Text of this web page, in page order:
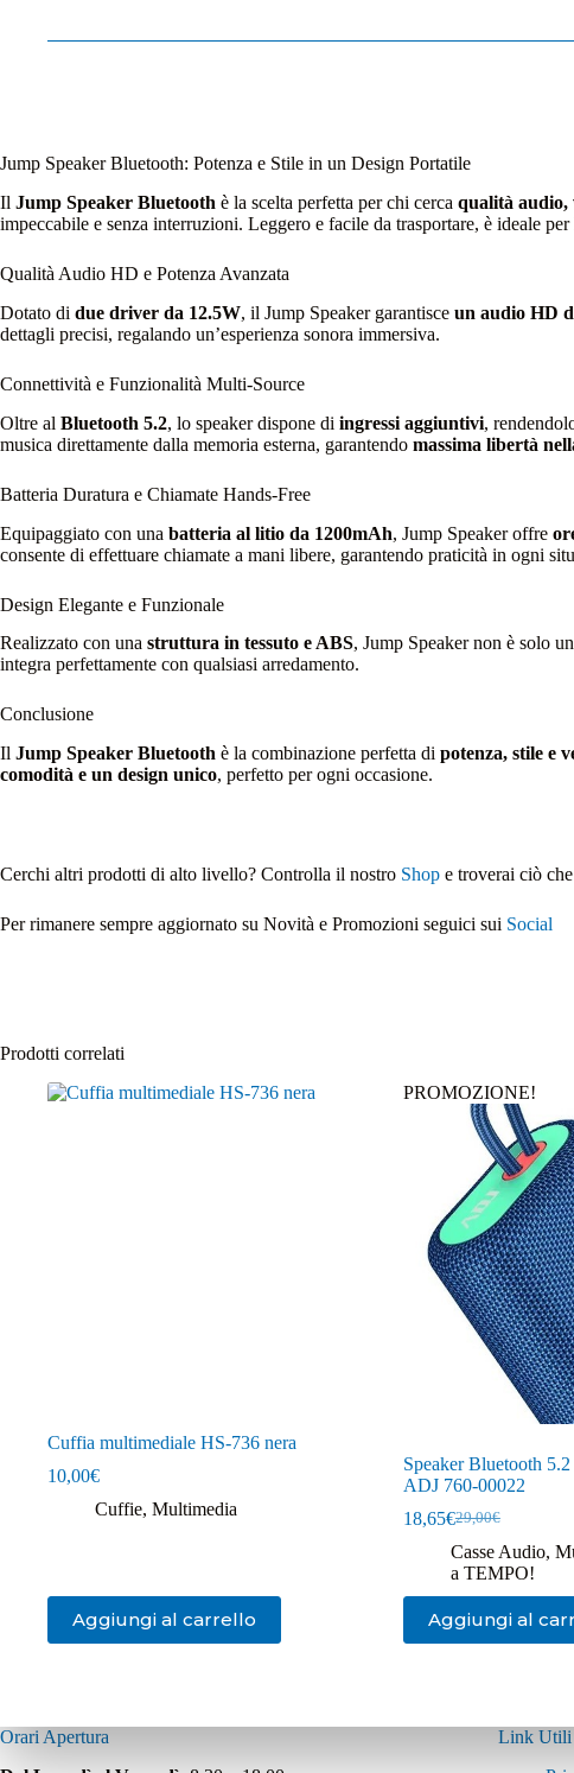
Jump Speaker Bluetooth: Potenza e Stile in un Design Portatile
Il Jump Speaker Bluetooth è la scelta perfetta per chi cerca qualità audio,
impeccabile e senza interruzioni. Leggero e facile da trasportare, è ideale
Qualità Audio HD e Potenza Avanzata
Dotato di due driver da 12.5W, il Jump Speaker garantisce un audio HD
dettagli precisi, regalando un’esperienza sonora immersiva.
Connettività e Funzionalità Multi-Source
Oltre al Bluetooth 5.2, lo speaker dispone di ingressi aggiuntivi,
musica direttamente dalla memoria esterna, garantendo massima libertà
Batteria Duratura e Chiamate Hands-Free
Equipaggiato con una batteria al litio da 1200mAh, Jump Speaker offre
consente di effettuare chiamate a mani libere, garantendo praticità in ogni
Design Elegante e Funzionale
Realizzato con una struttura in tessuto e ABS, Jump Speaker non è solo
integra perfettamente con qualsiasi arredamento.
Conclusione
Il Jump Speaker Bluetooth è la combinazione perfetta di potenza, stile e
comodità e un design unico, perfetto per ogni occasione.
Cerchi altri prodotti di alto livello? Controlla il nostro Shop e troverai ciò
Per rimanere sempre aggiornato su Novità e Promozioni seguici sui Social
Prodotti correlati
Cuffia multimediale HS-736 nera
10,00€
Cuffie, Multimedia
Aggiungi al carrello
PROMOZIONE!
Speaker Bluetooth
ADJ 760-00022
29,00€
Il
prezzo
originale
era:
29,00€.
18,65€Il
prezzo
attuale
è:
18,65€.
Casse Audio,
a TEMPO!
Aggiungi al
Orari Apertura
Link Utili